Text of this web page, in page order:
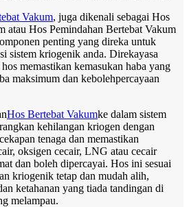
Vakum, juga dikenali sebagai Hos
atau Hos Pemindahan Bertebat Vakum
penting yang direka untuk
sistem kriogenik anda. Direkayasa
memastikan kemasukan haba yang
maksimum dan kebolehpercayaan
Hos Bertebat Vakumke dalam sistem
kehilangan kriogen dengan
tenaga dan memastikan
oksigen cecair, LNG atau cecair
dan boleh dipercayai. Hos ini sesuai
kriogenik tetap dan mudah alih,
ketahanan yang tiada tandingan di
melampau.